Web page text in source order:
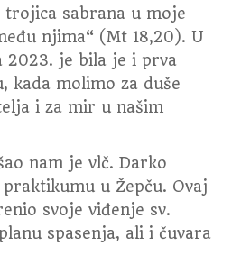
trojica sabrana u moje
njima“ (Mt 18,20). U
2023. je bila je i prva
kada molimo za duše
i za mir u našim
nam je vlč. Darko
u Žepču. Ovaj
svoje viđenje sv.
spasenja, ali i čuvara